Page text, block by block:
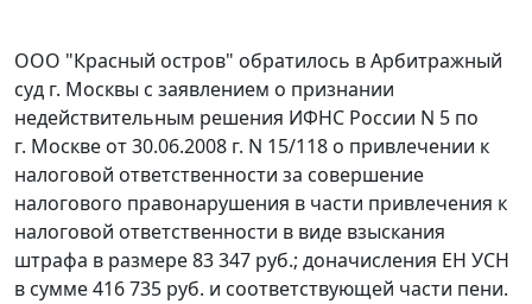
ООО "Красный остров" обратилось в Арбитражный
суд г. Москвы с заявлением о признании
недействительным решения ИФНС России N 5 по
г. Москве от 30.06.2008 г. N 15/118 о привлечении к
налоговой ответственности за совершение
налогового правонарушения в части привлечения к
налоговой ответственности в виде взыскания
штрафа в размере 83 347 руб.; доначисления ЕН УСН
в сумме 416 735 руб. и соответствующей части пени.